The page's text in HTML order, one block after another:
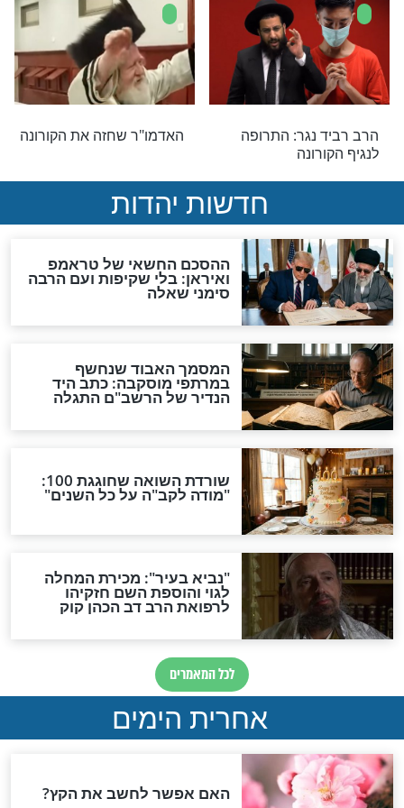
יוסף מבקשים מהציבור:
של הרב’’
כנגד
אתם חייבים לקרוא
מהי השיטה הקדומה לביטול
גזירות קשות שאותה מציע
הרב פינטו לעצירת המגפה?
- כל השאלות
הנחיות הרבנים לשמחת
תורה: לא להצטופף, לקצר
בהקפות ולא לערוך קידוש
בבית הכנסת